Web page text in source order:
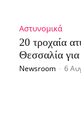
Αστυνομικά
20 τροχαία
Θεσσαλία
Newsroom - 6